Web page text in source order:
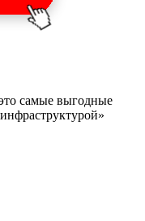
самые выгодные